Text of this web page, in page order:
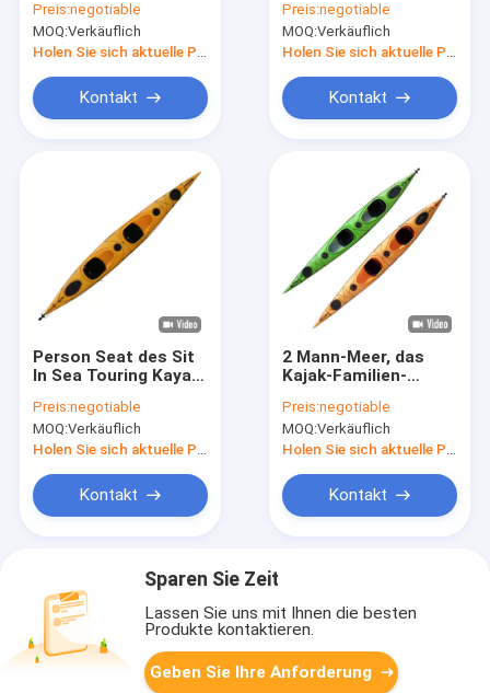
In Tandem Kayak
bereist
Preis:negotiable
MOQ:Verkäuflich
Kontakt
Kayaks Huarui
Preis:negotiable
MOQ:Verkäuflich
Kontakt
Person Seat des Sit
In Sea Touring Kayak-
Familie
Preis:negotiable
MOQ:Verkäuflich
Holen Sie sich aktuelle Preis
Kontakt
2 Mann-Meer, das
Kajak-Familien-
Seat bereist
Preis:negotiable
MOQ:Verkäuflich
Holen Sie sich aktuelle Preis
Kontakt
Sparen Sie Zeit
Lassen Sie uns mit Ihnen die besten
Produkte kontaktieren.
Geben Sie Ihre Anforderung